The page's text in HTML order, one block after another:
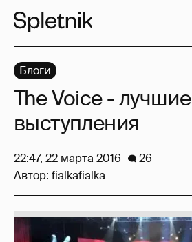
Блоги
The Voice - лучшие
выступления
22:47, 22 марта 2016
26
Автор: fialkafialka